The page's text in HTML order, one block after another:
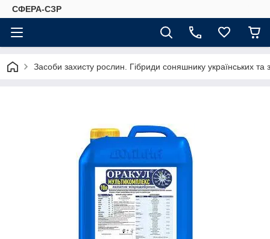
СФЕРА-СЗР
Засоби захисту рослин. Гібриди соняшнику українських та